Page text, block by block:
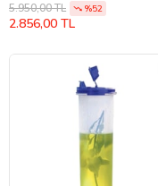
5.950,00 TL %52
2.856,00 TL